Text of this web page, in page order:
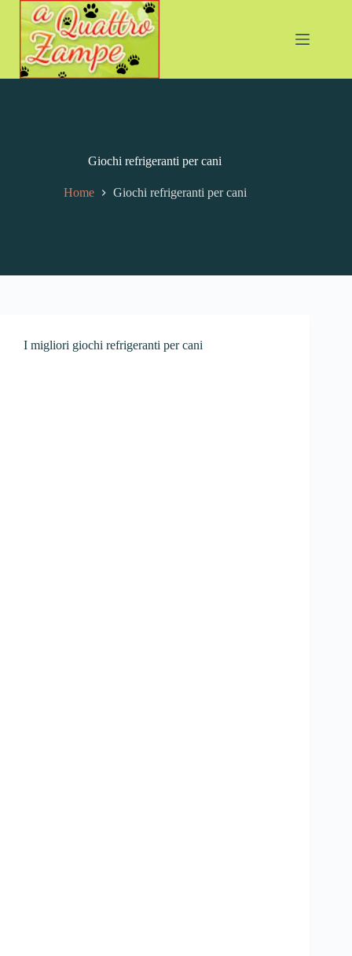
Giochi refrigeranti per cani
Home Giochi refrigeranti per cani
I migliori giochi refrigeranti per cani